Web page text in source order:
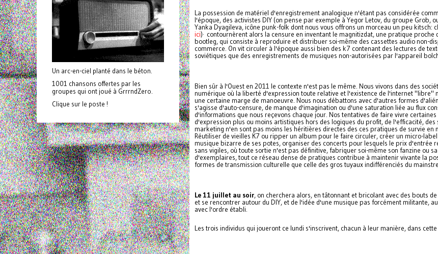
La possession de matériel d'enregistrement analogique n'étant pas considérée
l'époque, des activistes DIY (on pense par exemple à Yegor Letov, du groupe Grob,
Yanka Dyagileva, icône punk-folk dont nous vous offrons un morceau un peu kitsch:
ici)· contournèrent alors la censure en inventant le magnitizdat, une pratique proche
bootleg, qui consiste à reproduire et distribuer soi-même des cassettes audio non-
commerce. On vit circuler à l'époque aussi bien des k7 contenant des lectures de
soviétiques que des enregistrements de musiques non-autorisées par l'appareil
Bien sûr à l'Ouest en 2011 le contexte n'est pas le même. Nous vivons dans des
numérique où la liberté d'expression toute relative et l'existence de l'internet "libre"
une certaine marge de manoeuvre. Nous nous débattons avec d'autres formes
s'agisse d'auto-censure, de manque d'imagination ou d'une saturation liée au flux
d'informations que nous reçevons chaque jour. Nos tentatives de faire vivre
d'expression plus ou moins artistiques hors des logiques du profit, de l'efficacité, des
marketing n'en sont pas moins les héritières directes des ces pratiques de survie en
Réutiliser de vieilles K7 ou ripper un album pour le faire circuler, créer un micro-
musique bizarre de ses potes, organiser des concerts pour lesquels le prix d'entrée
sans vigiles, où toute sortie n'est pas définitive, fabriquer soi-même son fanzine ou
d'exemplaires, tout ce réseau dense de pratiques contribue à maintenir vivante la
formes de transmission culturelle que celle des gros tuyaux indifférenciés du
Le 11 juillet au soir, on cherchera alors, en tâtonnant et bricolant avec des bouts
et se rencontrer autour du DIY, et de l'idée d'une musique pas forcément militante,
avec l'ordre établi.
Les trois individus qui joueront ce lundi s'inscrivent, chacun à leur manière, dans
Un arc-en-ciel planté dans le béton.
1001 chansons offertes par les
groupes qui ont joué à GrrrndZero.
Clique sur le poste !